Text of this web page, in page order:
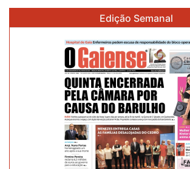
Avintes
abre
este
sábado
Edição Semanal